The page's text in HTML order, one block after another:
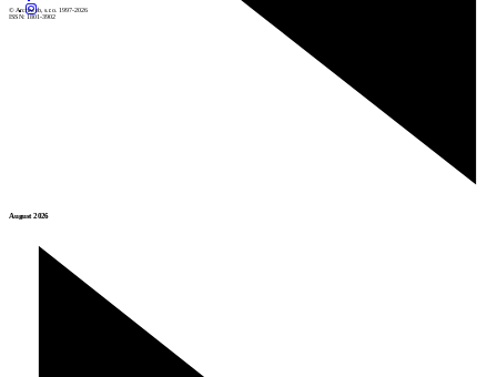
August 2026
© Archiweb, s.r.o. 1997-2026
ISSN: 1801-3902